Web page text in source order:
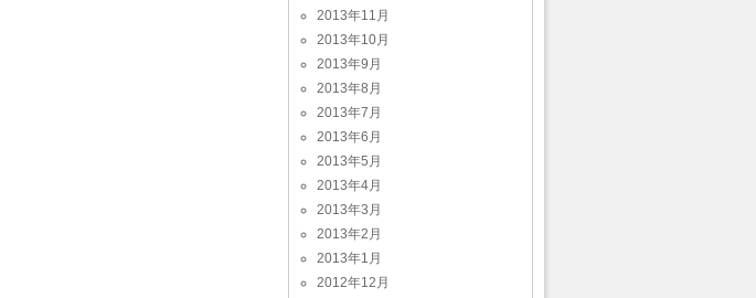
2013年11月
2013年10月
2013年9月
2013年8月
2013年7月
2013年6月
2013年5月
2013年4月
2013年3月
2013年2月
2013年1月
2012年12月